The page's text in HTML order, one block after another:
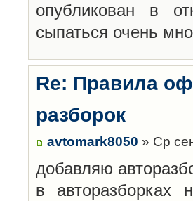
опубликован в
сыпаться очень
Re: Правила
разборок
avtomark8050 » Ср
добавляю
в авторазборках